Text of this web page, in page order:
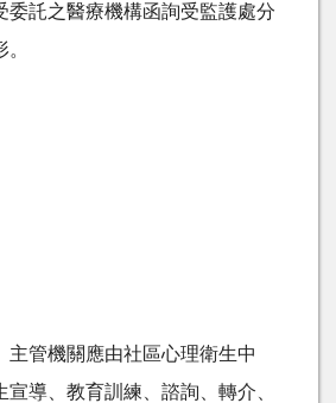
委託之醫療機構函詢受監護處分
主管機關應由社區心理衛生中
導、教育訓練、諮詢、轉介、